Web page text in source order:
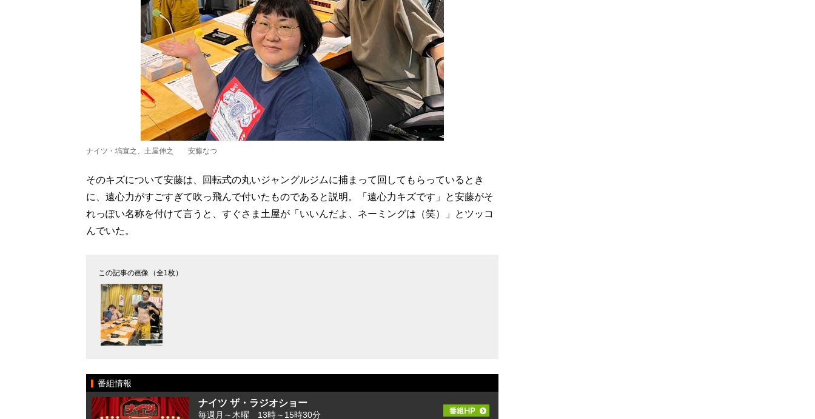
ナイツ・塙宣之、土屋伸之 安藤なつ
そのキズについて安藤は、回転式の丸いジャングルジムに捕まって回してもらっているとき
に、遠心力がすごすぎて吹っ飛んで付いたものであると説明。「遠心力キズです」と安藤がそ
れっぽい名称を付けて言うと、すぐさま土屋が「いいんだよ、ネーミングは（笑）」とツッコ
んでいた。
この記事の画像（全1枚）
番組情報
ナイツ ザ・ラジオショー
毎週月～木曜 13時～15時30分